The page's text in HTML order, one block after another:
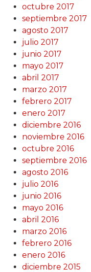
octubre 2017
septiembre 2017
agosto 2017
julio 2017
junio 2017
mayo 2017
abril 2017
marzo 2017
febrero 2017
enero 2017
diciembre 2016
noviembre 2016
octubre 2016
septiembre 2016
agosto 2016
julio 2016
junio 2016
mayo 2016
abril 2016
marzo 2016
febrero 2016
enero 2016
diciembre 2015